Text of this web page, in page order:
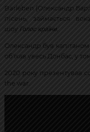
Barleben (Олександр
пісень, займається
шоу Голос країни.
Олександр був
об'їхав увесь Донбас, у
2020 року презентував
the war.